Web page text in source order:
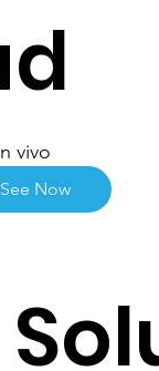
vivo
See Now